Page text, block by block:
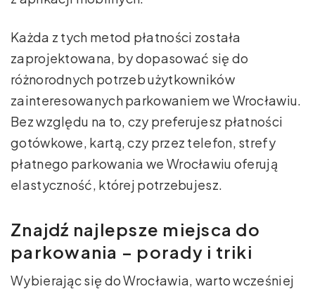
Każda z tych metod płatności została
zaprojektowana, by dopasować się do
różnorodnych potrzeb użytkowników
zainteresowanych parkowaniem we Wrocławiu.
Bez względu na to, czy preferujesz płatności
gotówkowe, kartą, czy przez telefon, strefy
płatnego parkowania we Wrocławiu oferują
elastyczność, której potrzebujesz.
Znajdź najlepsze miejsca do
parkowania – porady i triki
Wybierając się do Wrocławia, warto wcześniej